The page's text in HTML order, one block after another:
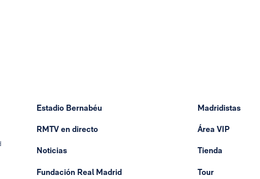
Estadio Bernabéu
RMTV en directo
Noticias
Fundación Real Madrid
Madridistas
Área VIP
Tienda
Tour